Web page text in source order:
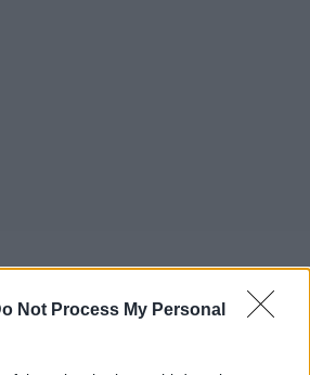
Not Process My Personal
ΑΡΕΟΠΟΛΗΣ: